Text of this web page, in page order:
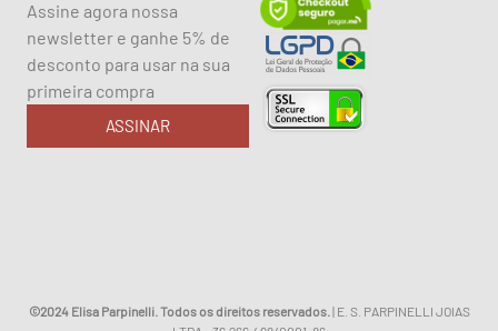
Assine agora nossa
newsletter e ganhe 5% de
desconto para usar na sua
primeira compra
ASSINAR
©2024 Elisa Parpinelli. Todos os direitos reservados. | E. S. PARPINELLI JOIAS